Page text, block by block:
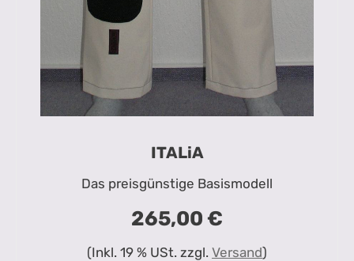
ITALiA
Das preisgünstige Basismodell
265,00 €
(Inkl. 19 % USt. zzgl. Versand)